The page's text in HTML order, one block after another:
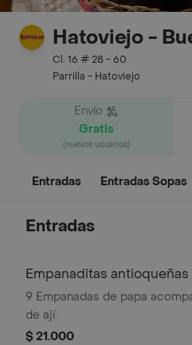
Hatoviejo -
Cl. 16 # 28 - 60
Parrilla - Hatoviejo
Envío
Gratis
(nuevos usuarios)
Entradas Entradas Sopas
Entradas
Empanaditas antioqueñas
9 Empanadas de papa
de ají.
$ 21.000